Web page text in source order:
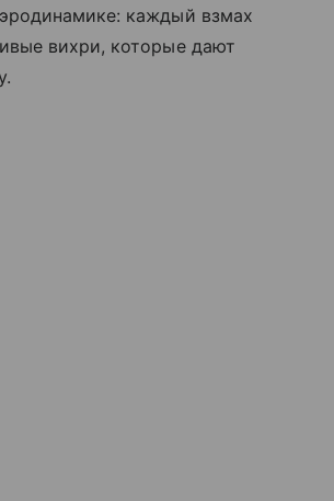
каждый взмах
вихри, которые дают